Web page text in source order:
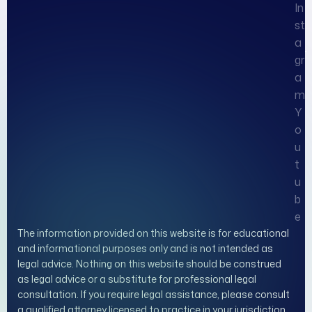
In
st
a
gr
a
m
Y
o
u
t
u
b
e
The information provided on this website is for educational
and informational purposes only and is not intended as
legal advice. Nothing on this website should be construed
as legal advice or a substitute for professional legal
consultation. If you require legal assistance, please consult